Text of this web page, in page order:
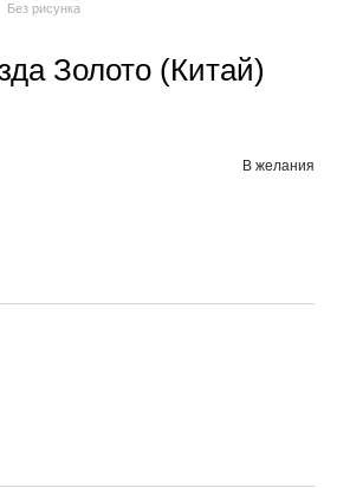
Без рисунка
Золото (Китай)
В желания